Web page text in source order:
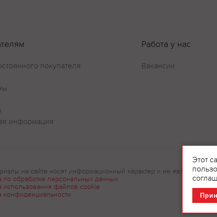
покупателя
информация
Работа у нас
Вакансии
на сайте носят информационный характер и не являются
по обработке персональных данных
использования файлов cookie
конфиденциальности
Этот